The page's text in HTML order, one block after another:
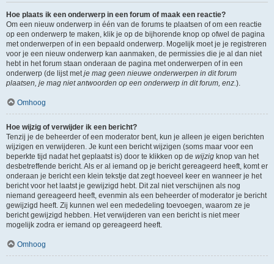
Hoe plaats ik een onderwerp in een forum of maak een reactie?
Om een nieuw onderwerp in één van de forums te plaatsen of om een reactie
op een onderwerp te maken, klik je op de bijhorende knop op ofwel de pagina
met onderwerpen of in een bepaald onderwerp. Mogelijk moet je je registreren
voor je een nieuw onderwerp kan aanmaken, de permissies die je al dan niet
hebt in het forum staan onderaan de pagina met onderwerpen of in een
onderwerp (de lijst metje mag geen nieuwe onderwerpen in dit forum
plaatsen, je mag niet antwoorden op een onderwerp in dit forum, enz.).
Omhoog
Hoe wijzig of verwijder ik een bericht?
Tenzij je de beheerder of een moderator bent, kun je alleen je eigen berichten
wijzigen en verwijderen. Je kunt een bericht wijzigen (soms maar voor een
beperkte tijd nadat het geplaatst is) door te klikken op de wijzig knop van het
desbetreffende bericht. Als er al iemand op je bericht gereageerd heeft, komt er
onderaan je bericht een klein tekstje dat zegt hoeveel keer en wanneer je het
bericht voor het laatst je gewijzigd hebt. Dit zal niet verschijnen als nog
niemand gereageerd heeft, evenmin als een beheerder of moderator je bericht
gewijzigd heeft. Zij kunnen wel een mededeling toevoegen, waarom ze je
bericht gewijzigd hebben. Het verwijderen van een bericht is niet meer
mogelijk zodra er iemand op gereageerd heeft.
Omhoog